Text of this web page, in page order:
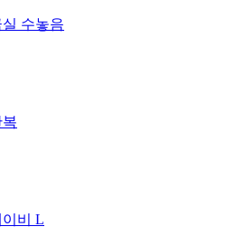
수놓음
비 L